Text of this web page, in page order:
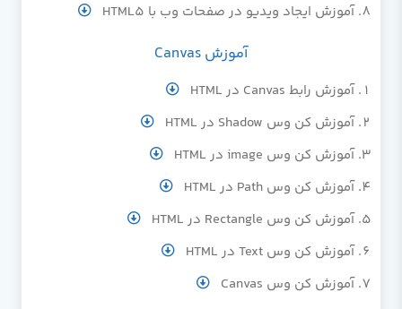
آموزش ایجاد ویدیو در صفحات وب با HTML5
آموزش Canvas
آموزش رابط Canvas در HTML
آموزش کن وس Shadow در HTML
آموزش کن وس image در HTML
آموزش کن وس Path در HTML
آموزش کن وس Rectangle در HTML
آموزش کن وس Text در HTML
آموزش کن وس Canvas